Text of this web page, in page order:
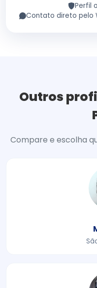
Perfil
Contato direto pelo
Outros
Compare e escolha